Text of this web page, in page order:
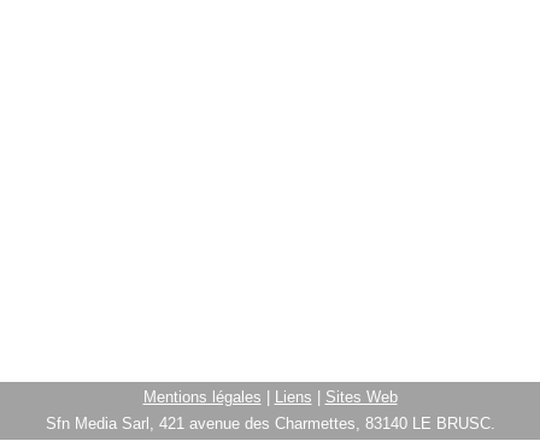
Mentions légales Liens
Sites Web
Sfn Media Sarl, 421 avenue des Charmettes, 83140 LE BRUSC.